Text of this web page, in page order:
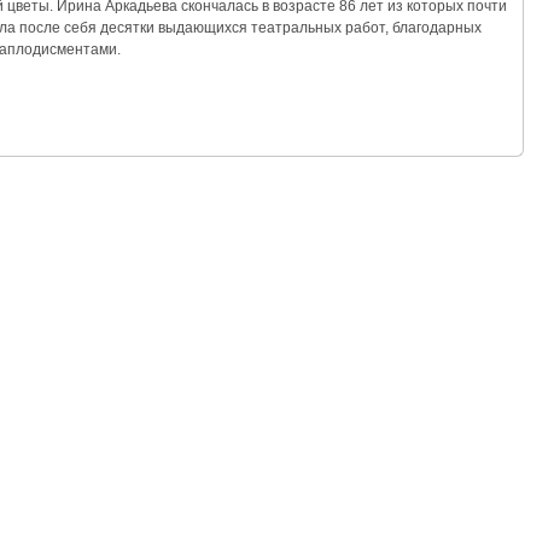
Ирина Аркадьева скончалась в возрасте 86 лет из которых почти
после себя десятки выдающихся театральных работ, благодарных